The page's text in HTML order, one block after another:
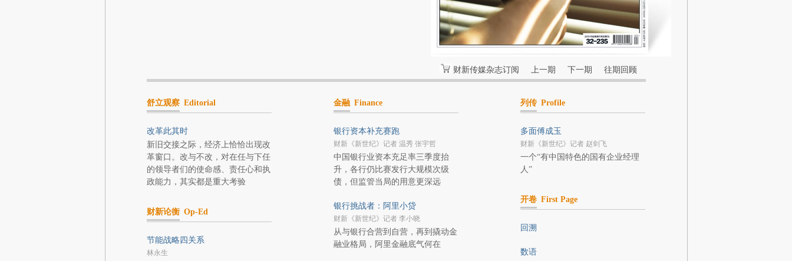
财新传媒杂志订阅 上一期 下一期 往期回顾
舒立观察 Editorial
改革此其时
新旧交接之际，经济上恰恰出现改
革窗口。改与不改，对在任与下任
的领导者们的使命感、责任心和执
政能力，其实都是重大考验
财新论衡 Op-Ed
节能战略四关系
林永生
金融 Finance
银行资本补充赛跑
财新《新世纪》记者 温秀 张宇哲
中国银行业资本充足率三季度抬
升，各行仍比赛发行大规模次级
债，但监管当局的用意更深远
银行挑战者：阿里小贷
财新《新世纪》记者 李小晓
从与银行合营到自营，再到撬动金
融业格局，阿里金融底气何在
列传 Profile
多面傅成玉
财新《新世纪》记者 赵剑飞
一个“有中国特色的国有企业经理
人”
开卷 First Page
回溯
数语